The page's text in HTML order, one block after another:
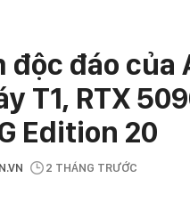
đáo của
T1, RTX
Edition 20
2 THÁNG TRƯỚC